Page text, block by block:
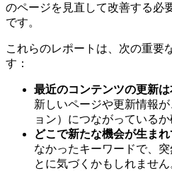
のページを見直して改善する必
です。
これらのレポートは、次の重要
す：
最近のコンテンツの更新
新しいページや更新情報
ョン）につながっているか
どこで新たな機会が生ま
なかったキーワードで、
とに気づくかもしれません